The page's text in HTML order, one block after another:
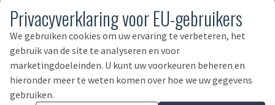
VOORUITBETALING
Privacyverklaring voor EU-gebruikers
We gebruiken cookies om uw ervaring te verbeteren, het
gebruik van de site te analyseren en voor
marketingdoeleinden. U kunt uw voorkeuren beheren en
hieronder meer te weten komen over hoe we uw gegevens
gebruiken.